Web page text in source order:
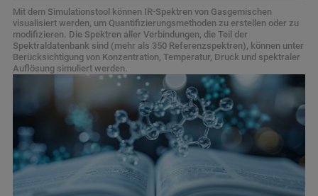
Mit dem Simulationstool können IR-Spektren von Gasgemischen
visualisiert werden, um Quantifizierungsmethoden zu erstellen oder zu
modifizieren. Die Spektren aller Verbindungen, die Teil der
Spektraldatenbank sind (mehr als 350 Referenzspektren), können unter
Berücksichtigung von Konzentration, Temperatur, Druck und spektraler
Auflösung simuliert werden.